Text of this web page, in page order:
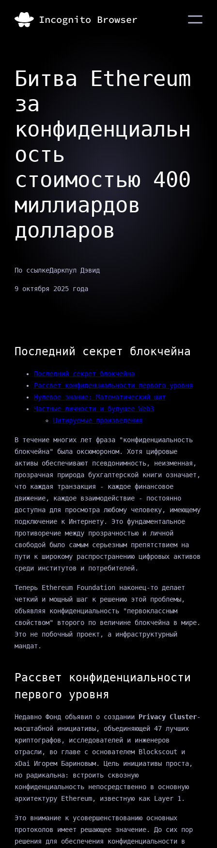
Битва Ethereum
за
конфиденциальн
ость
стоимостью 400
миллиардов
долларов
По ссылкеДаркпул Дэвид
9 октября 2025 года
Последний секрет блокчейна
Последний секрет блокчейна
Рассвет конфиденциальности первого уровня
Нулевое знание: Математический щит
Частные личности и будущее Web3
Цитируемые произведения
В течение многих лет фраза "конфиденциальность
блокчейна" была оксюмороном. Хотя цифровые
активы обеспечивают псевдонимность, неизменная,
прозрачная природа бухгалтерской книги означает,
что каждая транзакция - каждое финансовое
движение, каждое взаимодействие - постоянно
доступна для просмотра любому человеку, имеющему
подключение к Интернету. Это фундаментальное
противоречие между прозрачностью и личной
свободой было самым серьезным препятствием на
пути к широкому распространению цифровых активов
среди институтов и потребителей.
Теперь Ethereum Foundation наконец-то делает
четкий и мощный шаг к решению этой проблемы,
объявляя конфиденциальность "первоклассным
свойством" второго по величине блокчейна в мире.
Это не побочный проект, а инфраструктурный
мандат.
Рассвет конфиденциальности
первого уровня
Недавно Фонд объявил о создании Privacy Cluster-
масштабной инициативы, объединяющей 47 лучших
криптографов, исследователей и инженеров
отрасли, во главе с основателем Blockscout и
xDai Игорем Бариновым. Цель инициативы проста,
но радикальна: встроить сквозную
конфиденциальность непосредственно в основную
архитектуру Ethereum, известную как Layer 1.
Это внимание к усовершенствованию основных
протоколов имеет решающее значение. До сих пор
решения для обеспечения конфиденциальности в